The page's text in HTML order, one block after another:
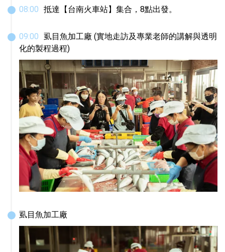
08:00 抵達【台南火車站】集合，8點出發。
09:00 虱目魚加工廠 (實地走訪及專業老師的講解與透明
化的製程過程)
虱目魚加工廠